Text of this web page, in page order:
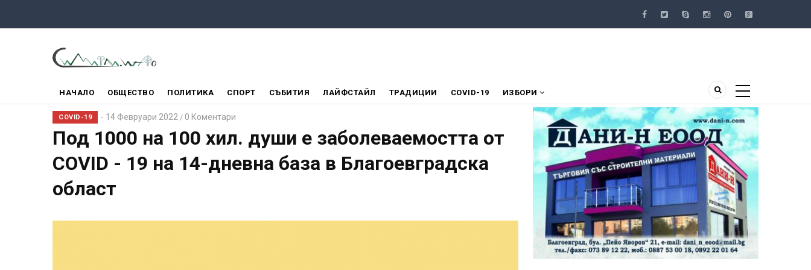
МЕНЮ
НАЧАЛО ОБЩЕСТВО ПОЛИТИКА СПОРТ СЪБИТИЯ ЛАЙФСТАЙЛ ТРАДИЦИИ COVID-19 ИЗБОРИ
COVID-19 14 Февруари 2022 / 0 Коментари
Под 1000 на 100 хил. души е заболеваемостта от
COVID - 19 на 14-дневна база в Благоевградска
област